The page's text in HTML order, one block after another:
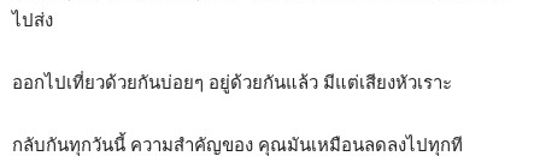
ไปส่ง
ออกไปเที่ยวด้วยกันบ่อยๆ อยู่ด้วยกันแล้ว มีแต่เสียงหัวเราะ
กลับกันทุกวันนี้ ความสำคัญของ คุณมันเหมือนลดลงไปทุกที